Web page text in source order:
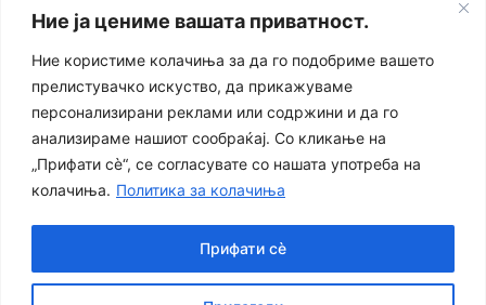
Ние ја цениме вашата приватност.
Ние користиме колачиња за да го подобриме вашето
прелистувачко искуство, да прикажуваме
персонализирани реклами или содржини и да го
анализираме нашиот сообраќај. Со кликање на
„Прифати сè“, се согласувате со нашата употреба на
колачиња. Политика за колачиња
Прифати сè
Правила на користење